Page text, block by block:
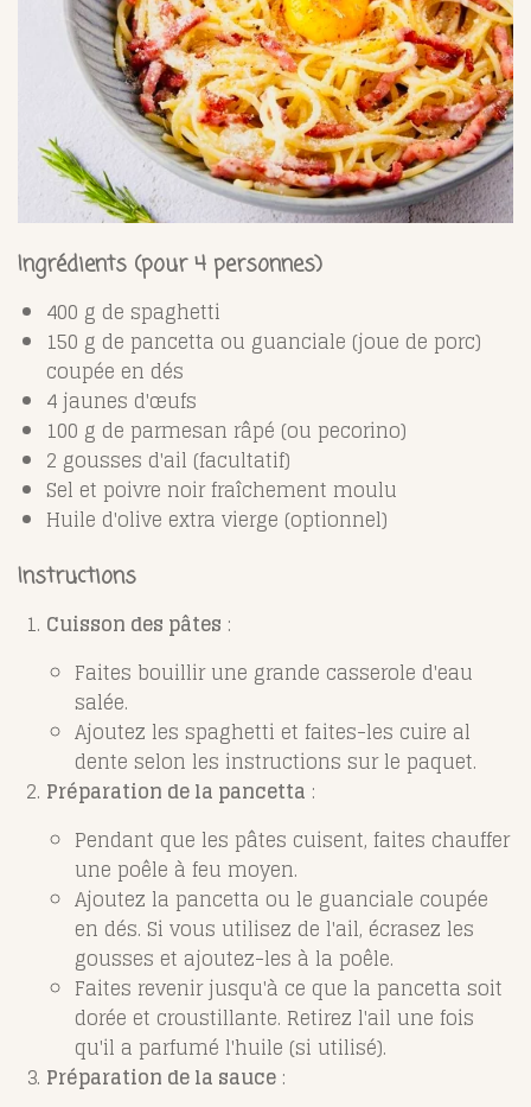
Ingrédients (pour 4 personnes)
400 g de spaghetti
150 g de pancetta ou guanciale (joue de porc)
coupée en dés
4 jaunes d'œufs
100 g de parmesan râpé (ou pecorino)
2 gousses d'ail (facultatif)
Sel et poivre noir fraîchement moulu
Huile d'olive extra vierge (optionnel)
Instructions
Cuisson des pâtes :
Faites bouillir une grande casserole d'eau
salée.
Ajoutez les spaghetti et faites-les cuire al
dente selon les instructions sur le paquet.
Préparation de la pancetta :
Pendant que les pâtes cuisent, faites chauffer
une poêle à feu moyen.
Ajoutez la pancetta ou le guanciale coupée
en dés. Si vous utilisez de l'ail, écrasez les
gousses et ajoutez-les à la poêle.
Faites revenir jusqu'à ce que la pancetta soit
dorée et croustillante. Retirez l'ail une fois
qu'il a parfumé l'huile (si utilisé).
Préparation de la sauce :